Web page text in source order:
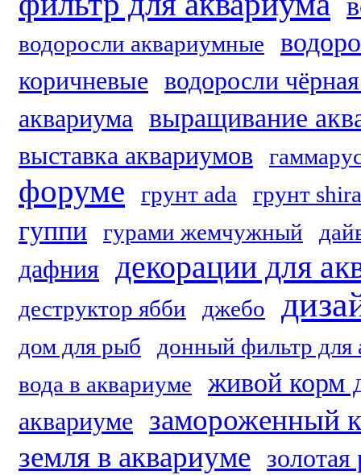
водоросли аквариумные
коричневые водоросли
аквариума выращивание
выставка аквариумов
форуме грунт ada грунт
гуппи гурами жемчужный
дафния декорации для
деструктор ябби джебо
дом для рыб
донный фильтр для
вода в аквариуме
живой корм
аквариуме
замороженный
земля в аквариуме